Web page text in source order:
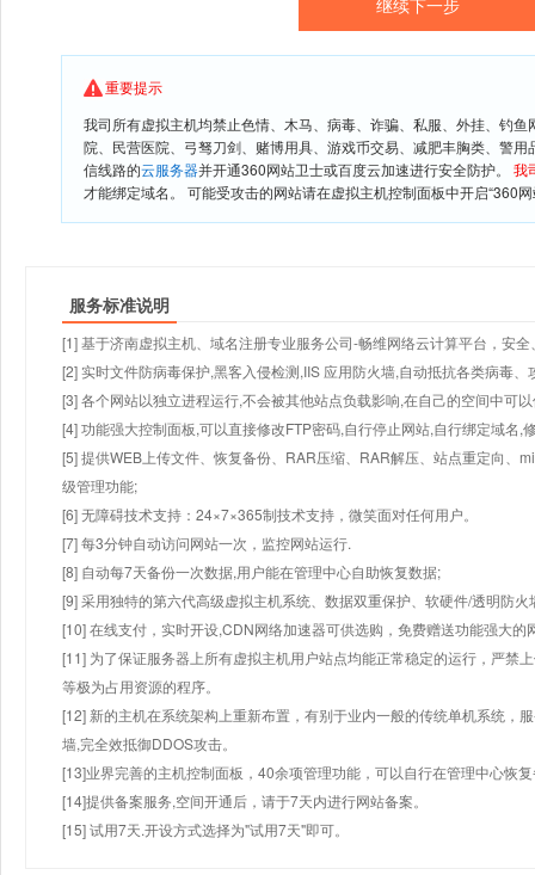
重要提示
我司所有虚拟主机均禁止色情、木马、病毒、诈骗、私服、外挂、钓
院、民营医院、弓驽刀剑、赌博用具、游戏币交易、减肥丰胸类、警
信线路的云服务器并开通360网站卫士或百度云加速进行安全防护。 我
才能绑定域名。 可能受攻击的网站请在虚拟主机控制面板中开启“360
服务标准说明
[1] 基于济南虚拟主机、域名注册专业服务公司-畅维网络云计算平台，安全
[2] 实时文件防病毒保护,黑客入侵检测,IIS 应用防火墙,自动抵抗各类病毒、
[3] 各个网站以独立进程运行,不会被其他站点负载影响,在自己的空间中可
[4] 功能强大控制面板,可以直接修改FTP密码,自行停止网站,自行绑定域名,
[5] 提供WEB上传文件、恢复备份、RAR压缩、RAR解压、站点重定向、
级管理功能;
[6] 无障碍技术支持：24×7×365制技术支持，微笑面对任何用户。
[7] 每3分钟自动访问网站一次，监控网站运行.
[8] 自动每7天备份一次数据,用户能在管理中心自助恢复数据;
[9] 采用独特的第六代高级虚拟主机系统、数据双重保护、软硬件/透明防火
[10] 在线支付，实时开设,CDN网络加速器可供选购，免费赠送功能强大
[11] 为了保证服务器上所有虚拟主机用户站点均能正常稳定的运行，严禁
等极为占用资源的程序。
[12] 新的主机在系统架构上重新布置，有别于业内一般的传统单机系统，
墙,完全效抵御DDOS攻击。
[13]业界完善的主机控制面板，40余项管理功能，可以自行在管理中心恢
[14]提供备案服务,空间开通后，请于7天内进行网站备案。
[15] 试用7天.开设方式选择为"试用7天"即可。